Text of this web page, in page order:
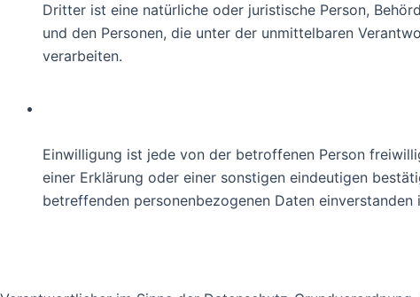
Dritter ist eine natürliche oder juristische Person,
und den Personen, die unter der unmittelbaren
verarbeiten.
Einwilligung ist jede von der betroffenen Person
einer Erklärung oder einer sonstigen eindeutigen
betreffenden personenbezogenen Daten einverstanden